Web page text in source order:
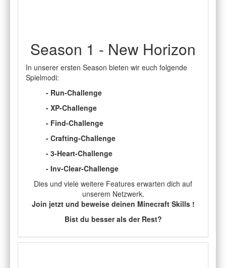
Season 1 - New Horizon
In unserer ersten Season bieten wir euch folgende
Spielmodi:
- Run-Challenge
- XP-Challenge
- Find-Challenge
- Crafting-Challenge
- 3-Heart-Challenge
- Inv-Clear-Challenge
Dies und viele weitere Features erwarten dich auf
unserem Netzwerk.
Join jetzt und beweise deinen Minecraft Skills !
Bist du besser als der Rest?